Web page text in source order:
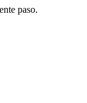
paso.